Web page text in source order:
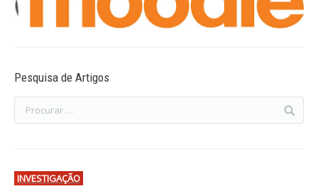
Pesquisa de Artigos
INVESTIGAÇÃO